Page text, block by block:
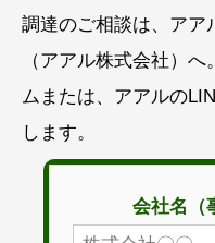
調達のご相談は、アア
（アアル株式会社）
ムまたは、アアルの
します。
会社名（